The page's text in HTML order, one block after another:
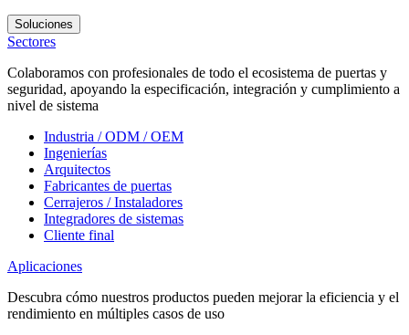
Soluciones
Sectores
Colaboramos con profesionales de todo el ecosistema de puertas y
seguridad, apoyando la especificación, integración y cumplimiento a
nivel de sistema
Industria / ODM / OEM
Ingenierías
Arquitectos
Fabricantes de puertas
Cerrajeros / Instaladores
Integradores de sistemas
Cliente final
Aplicaciones
Descubra cómo nuestros productos pueden mejorar la eficiencia y el
rendimiento en múltiples casos de uso